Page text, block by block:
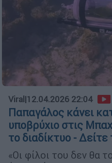
Viral |12.04.2026 22:04
Παπαγάλος κάνει
υποβρύχιο στις
το διαδίκτυο -
«Οι φίλοι του δεν θα